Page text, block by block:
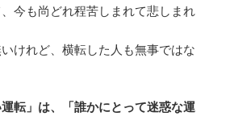
今も尚どれ程苦しまれて悲しまれ
けれど、横転した人も無事ではな
運転」は、「誰かにとって迷惑な運